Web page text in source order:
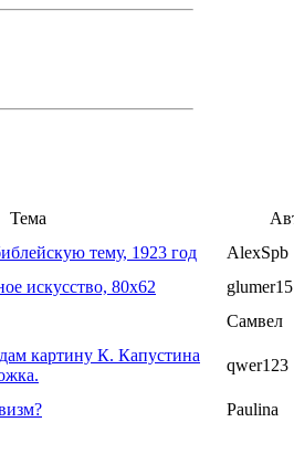
Тема
тему, 1923 год
AlexSpb
искусство, 80х62
glumer15
Самвел
картину К. Капустина
qwer123
Paulina